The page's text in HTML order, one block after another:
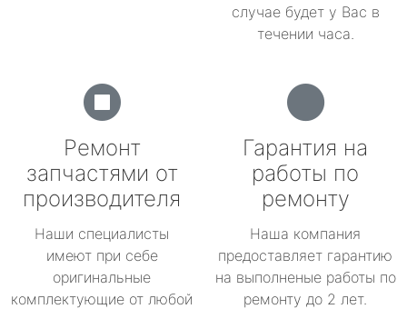
случае будет у Вас в
течении часа.
Ремонт
запчастями от
производителя
Наши специалисты
имеют при себе
оригинальные
комплектующие от любой
Гарантия на
работы по
ремонту
Наша компания
предоставляет гарантию
на выполненые работы по
ремонту до 2 лет.